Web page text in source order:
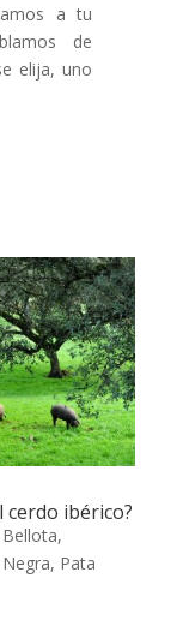
a tu
de
elija, uno
cerdo ibérico?
Bellota,
, Pata